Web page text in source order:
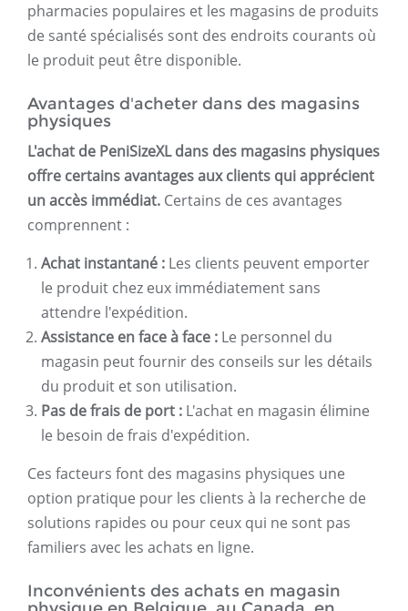
pharmacies populaires et les magasins de produits
de santé spécialisés sont des endroits courants où
le produit peut être disponible.
Avantages d'acheter dans des magasins
physiques
L'achat de PeniSizeXL dans des magasins physiques
offre certains avantages aux clients qui apprécient
un accès immédiat. Certains de ces avantages
comprennent :
Achat instantané : Les clients peuvent emporter
le produit chez eux immédiatement sans
attendre l'expédition.
Assistance en face à face : Le personnel du
magasin peut fournir des conseils sur les détails
du produit et son utilisation.
Pas de frais de port : L'achat en magasin élimine
le besoin de frais d'expédition.
Ces facteurs font des magasins physiques une
option pratique pour les clients à la recherche de
solutions rapides ou pour ceux qui ne sont pas
familiers avec les achats en ligne.
Inconvénients des achats en magasin